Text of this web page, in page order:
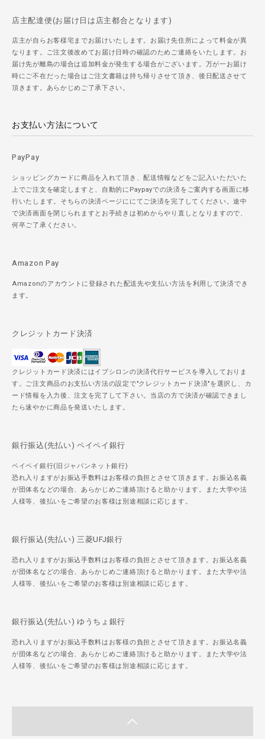
店主配達便(お届け日は店主都合となります)
店主が自らお客様宅までお届けいたします。お届け先住所によって料金が異
なります。ご注文後改めてお届け日時の確認のためご連絡をいたします。お
届け先が離島の場合は追加料金が発生する場合がございます。万が一お届け
時にご不在だった場合はご注文書籍は持ち帰りさせて頂き、後日配送させて
頂きます。あらかじめご了承下さい。
お支払い方法について
PayPay
ショッピングカードに商品を入れて頂き、配送情報などをご記入いただいた
上でご注文を確定しますと、自動的にPaypayでの決済をご案内する画面に移
行いたします。そちらの決済ページににてご決済を完了してください。途中
で決済画面を閉じられますとお手続きは初めからやり直しとなりますので、
何卒ご了承ください。
Amazon Pay
Amazonのアカウントに登録された配送先や支払い方法を利用して決済でき
ます。
クレジットカード決済
クレジットカード決済にはイプシロンの決済代行サービスを導入しておりま
す。ご注文商品のお支払い方法の設定で"クレジットカード決済"を選択し、カ
ード情報を入力後、注文を完了して下さい。当店の方で決済が確認できまし
たら速やかに商品を発送いたします。
銀行振込(先払い) ペイペイ銀行
ペイペイ銀行(旧ジャパンネット銀行)
恐れ入りますがお振込手数料はお客様の負担とさせて頂きます。お振込名義
が団体名などの場合、あらかじめご連絡頂けると助かります。また大学や法
人様等、後払いをご希望のお客様は別途相談に応じます。
銀行振込(先払い) 三菱UFJ銀行
恐れ入りますがお振込手数料はお客様の負担とさせて頂きます。お振込名義
が団体名などの場合、あらかじめご連絡頂けると助かります。また大学や法
人様等、後払いをご希望のお客様は別途相談に応じます。
銀行振込(先払い) ゆうちょ銀行
恐れ入りますがお振込手数料はお客様の負担とさせて頂きます。お振込名義
が団体名などの場合、あらかじめご連絡頂けると助かります。また大学や法
人様等、後払いをご希望のお客様は別途相談に応じます。